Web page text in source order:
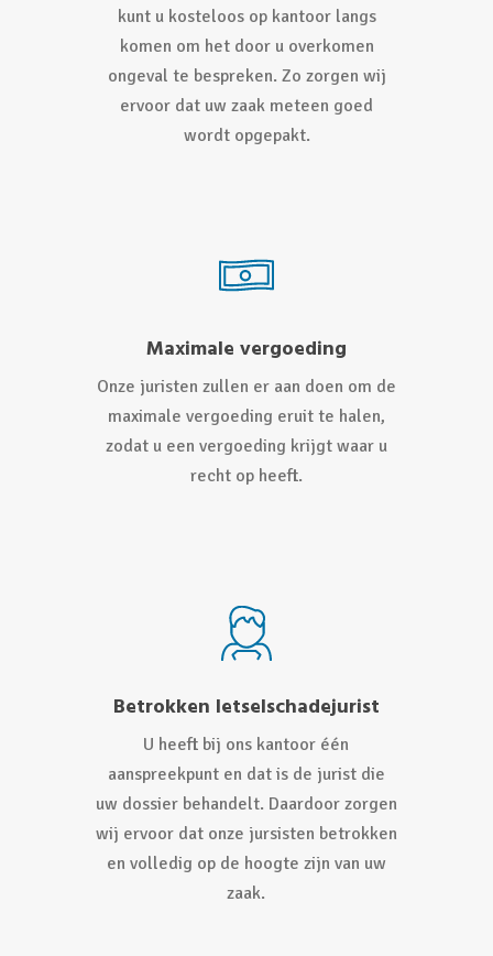
kunt u kosteloos op kantoor langs
komen om het door u overkomen
ongeval te bespreken. Zo zorgen wij
ervoor dat uw zaak meteen goed
wordt opgepakt.
Maximale vergoeding
Onze juristen zullen er aan doen om de
maximale vergoeding eruit te halen,
zodat u een vergoeding krijgt waar u
recht op heeft.
Betrokken letselschadejurist
U heeft bij ons kantoor één
aanspreekpunt en dat is de jurist die
uw dossier behandelt. Daardoor zorgen
wij ervoor dat onze jursisten betrokken
en volledig op de hoogte zijn van uw
zaak.